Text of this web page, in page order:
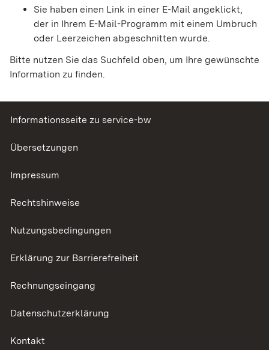
Sie haben einen Link in einer E-Mail angeklickt,
der in Ihrem E-Mail-Programm mit einem Umbruch
oder Leerzeichen abgeschnitten wurde.
Bitte nutzen Sie das Suchfeld oben, um Ihre gewünschte
Information zu finden.
Informationsseite zu service-bw
Übersetzungen
Impressum
Rechtshinweise
Nutzungsbedingungen
Erklärung zur Barrierefreiheit
Rechnungseingang
Datenschutzerklärung
Kontakt